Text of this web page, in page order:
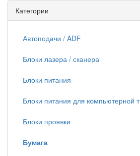
Категории
Автоподачи / ADF
Блоки лазера / сканера
Блоки питания
Блоки питания для компьютерной т
Блоки проявки
Бумага